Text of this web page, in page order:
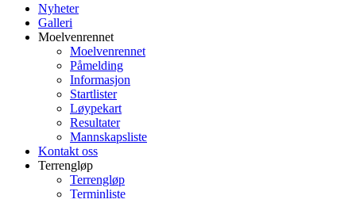
Nyheter
Galleri
Moelvenrennet
Moelvenrennet
Påmelding
Informasjon
Startlister
Løypekart
Resultater
Mannskapsliste
Kontakt oss
Terrengløp
Terrengløp
Terminliste